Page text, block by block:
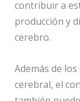
contribuir a
producción y
cerebro.
Además de
cerebral, el